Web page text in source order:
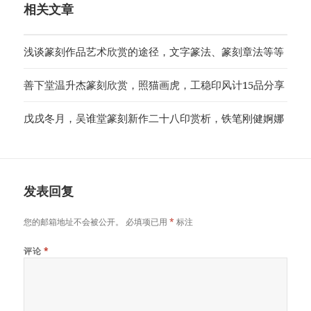
相关文章
浅谈篆刻作品艺术欣赏的途径，文字篆法、篆刻章法等等
善下堂温升杰篆刻欣赏，照猫画虎，工稳印风计15品分享
戊戌冬月，吴谁堂篆刻新作二十八印赏析，铁笔刚健婀娜
发表回复
您的邮箱地址不会被公开。 必填项已用* 标注
评论 *